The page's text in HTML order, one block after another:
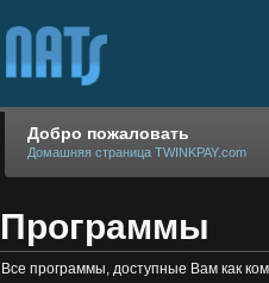
Добро пожаловать
Домашняя страница TWINKPAY.com
Программы
Все программы, доступные Вам как